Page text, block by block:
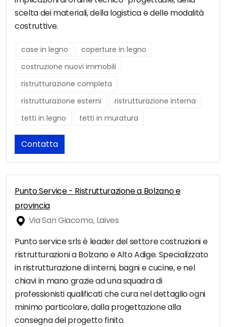
scelta dei materiali, della logistica e delle modalità
costruttive.
case in legno
coperture in legno
costruzione nuovi immobili
ristrutturazione completa
ristrutturazione esterni
ristrutturazione interna
tetti in legno
tetti in muratura
Contatta
Punto Service - Ristrutturazione a Bolzano e
provincia
Via San Giacomo, Laives
Punto service srls è leader del settore costruzioni e
ristrutturazioni a Bolzano e Alto Adige. Specializzato
in ristrutturazione di interni, bagni e cucine, e nel
chiavi in mano grazie ad una squadra di
professionisti qualificati che cura nel dettaglio ogni
minimo particolare, dalla progettazione alla
consegna del progetto finito.